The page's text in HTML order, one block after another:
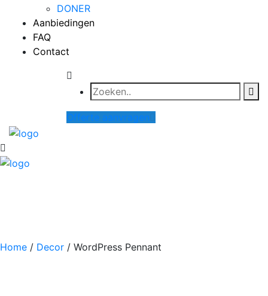
DONER
Aanbiedingen
FAQ
Contact
Offerte aanvragen
Home / Decor / WordPress Pennant